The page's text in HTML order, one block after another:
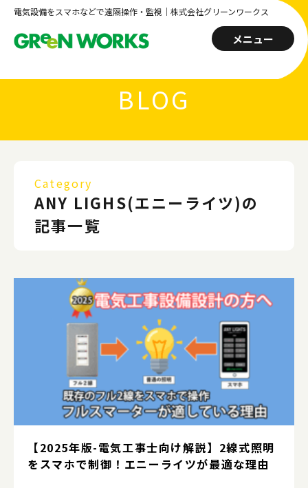
電気設備をスマホなどで遠隔操作・監視｜株式会社グリーンワークス
メニュー
BLOG
Category
ANY LIGHS(エニーライツ)の
記事一覧
【2025年版-電気工事士向け解説】2線式照明
をスマホで制御！エニーライツが最適な理由